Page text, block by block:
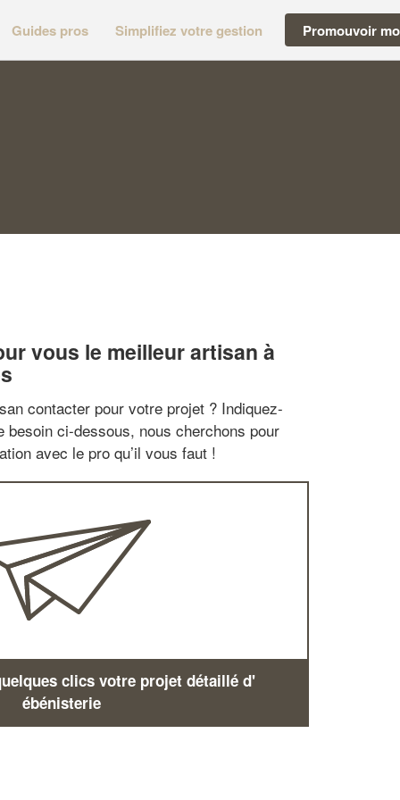
Guides pros Simplifiez votre gestion Promouvoir
vous le meilleur artisan à
contacter pour votre projet ? Indiquez-
besoin ci-dessous, nous cherchons pour
avec le pro qu’il vous faut !
clics votre projet détaillé d'
ébénisterie